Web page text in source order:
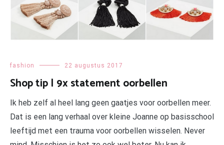
fashion 22 augustus 2017
Shop tip | 9x statement oorbellen
Ik heb zelf al heel lang geen gaatjes voor oorbellen meer.
Dat is een lang verhaal over kleine Joanne op basisschool
leeftijd met een trauma voor oorbellen wisselen. Never